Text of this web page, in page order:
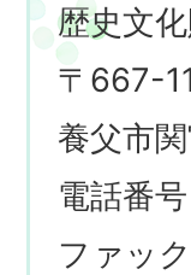
歴史文
〒667-
養父市
電話番
ファッ